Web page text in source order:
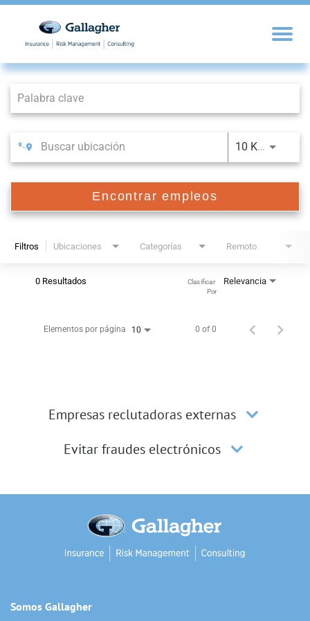
Job Search Page
10 KM
Encontrar empleos
Filtros Ubicaciones Categorías Remoto
0 Resultados Relevancia
Clasificar
Por
Elementos por página 10 0 of 0
Empresas reclutadoras externas
Evitar fraudes electrónicos
Somos Gallagher